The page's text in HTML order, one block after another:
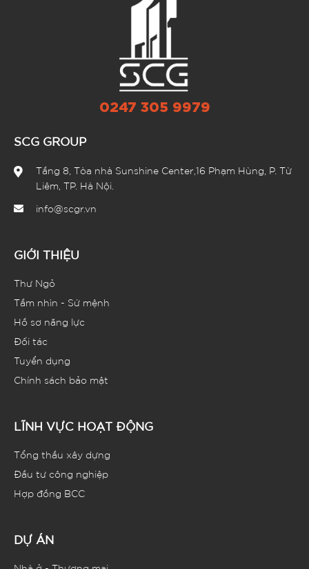
0247 305 9979
SCG GROUP
Tầng 8, Tòa nhà Sunshine Center,16 Phạm Hùng, P. Từ
Liêm, TP. Hà Nội.
info@scgr.vn
GIỚI THIỆU
Thư Ngỏ
Tầm nhìn - Sứ mệnh
Hồ sơ năng lực
Đối tác
Tuyển dụng
Chính sách bảo mật
LĨNH VỰC HOẠT ĐỘNG
Tổng thầu xây dựng
Đầu tư công nghiệp
Hợp đồng BCC
DỰ ÁN